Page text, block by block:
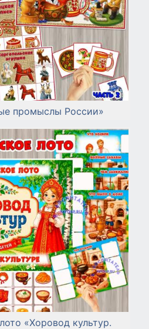
промыслы России»
«Хоровод культур.